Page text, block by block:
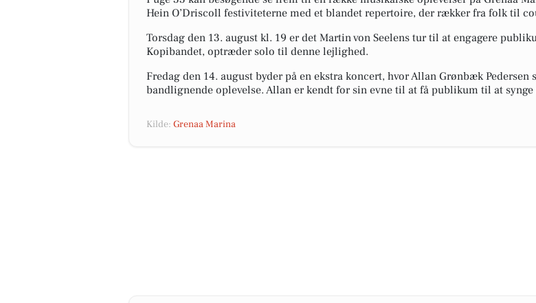
Hein O’Driscoll festiviteterne med et blandet repertoire, der rækker fra folk til
Torsdag den 13. august kl. 19 er det Martin von Seelens tur til at engagere
Kopibandet, optræder solo til denne lejlighed.
Fredag den 14. august byder på en ekstra koncert, hvor Allan Grønbæk
bandlignende oplevelse. Allan er kendt for sin evne til at få publikum til at synge
Kilde: Grenaa Marina